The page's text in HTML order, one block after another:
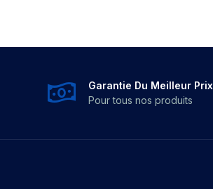
Garantie Du Meilleur Prix
Pour tous nos produits